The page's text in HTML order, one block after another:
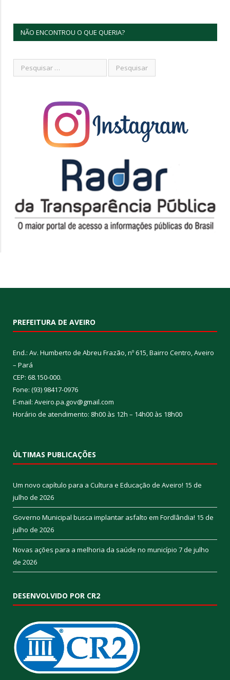
NÃO ENCONTROU O QUE QUERIA?
PREFEITURA DE AVEIRO
End.: Av. Humberto de Abreu Frazão, nº 615, Bairro Centro, Aveiro
– Pará
CEP: 68.150-000.
Fone: (93) 98417-0976
E-mail: Aveiro.pa.gov@gmail.com
Horário de atendimento: 8h00 às 12h – 14h00 às 18h00
ÚLTIMAS PUBLICAÇÕES
Um novo capítulo para a Cultura e Educação de Aveiro! 15 de
julho de 2026
Governo Municipal busca implantar asfalto em Fordlândia! 15 de
julho de 2026
Novas ações para a melhoria da saúde no município 7 de julho
de 2026
DESENVOLVIDO POR CR2